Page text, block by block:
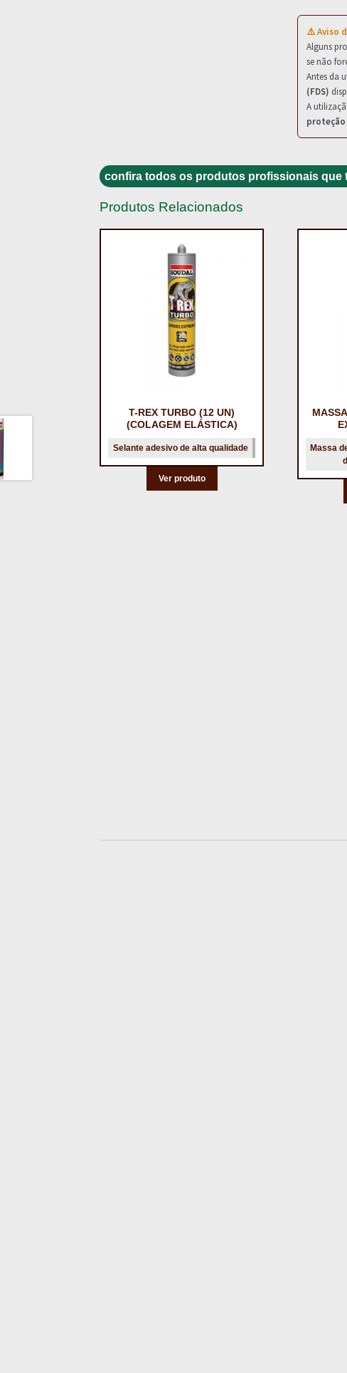
⚠️ Aviso
Alguns
se não
Antes da
(FDS)
A
confira todos os produtos profissionais que
Produtos Relacionados
T-REX TURBO (12 UN)
(COLAGEM ELÁSTICA)
Selante adesivo de alta qualidade
Ver produto
Massa